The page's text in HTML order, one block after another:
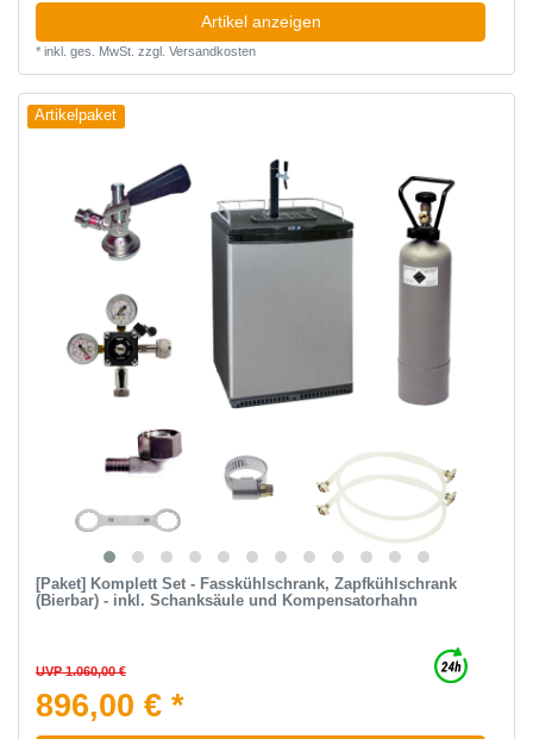
Artikel anzeigen
* inkl. ges. MwSt. zzgl. Versandkosten
Artikelpaket
[Paket] Komplett Set - Fasskühlschrank, Zapfkühlschrank
(Bierbar) - inkl. Schanksäule und Kompensatorhahn
UVP 1.060,00 €
896,00 € *